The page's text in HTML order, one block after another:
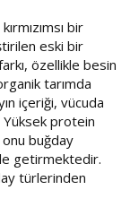
bir
eski bir
özellikle besin
tarımda
içeriği, vücuda
Yüksek protein
buğday
getirmektedir.
türlerinden